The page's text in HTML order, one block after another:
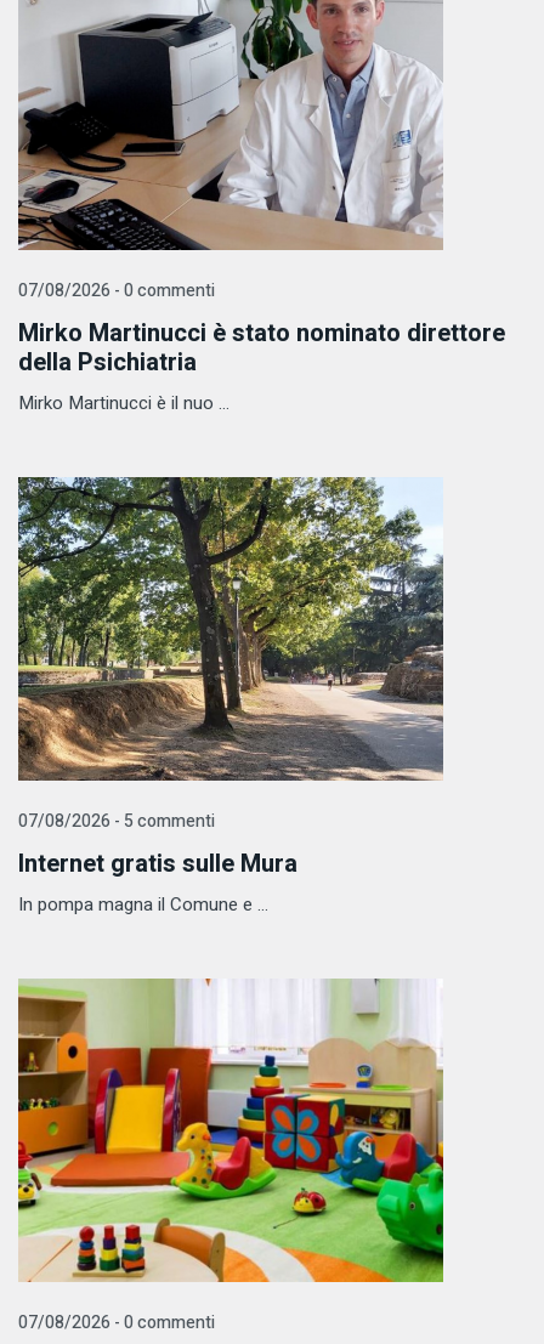
07/08/2026 - 0 commenti
Mirko Martinucci è stato nominato direttore
della Psichiatria
Mirko Martinucci è il nuo ...
07/08/2026 - 5 commenti
Internet gratis sulle Mura
In pompa magna il Comune e ...
07/08/2026 - 0 commenti